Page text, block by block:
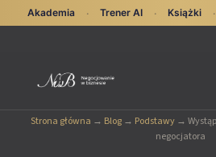
Strona główna → Blog → Podstawy →
negocjatora
Akademia · Trener AI · Książki ·